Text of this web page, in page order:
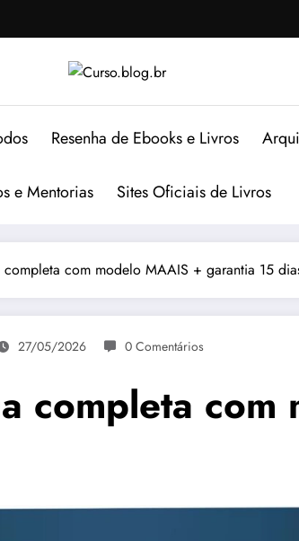
Resenha de Ebooks e Livros
e Mentorias Sites Oficiais de Livros
com modelo MAAIS + garantia 15
27/05/2026 0 Comentários
completa